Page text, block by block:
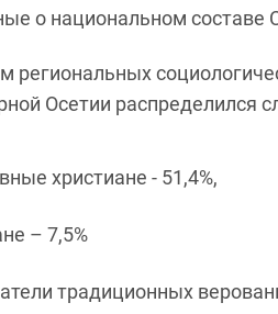
о национальном составе
региональных
Осетии распределился
христиане - 51,4%,
– 7,5%
традиционных